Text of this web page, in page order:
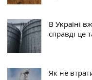
В Уĸраїні
справді це
Як не